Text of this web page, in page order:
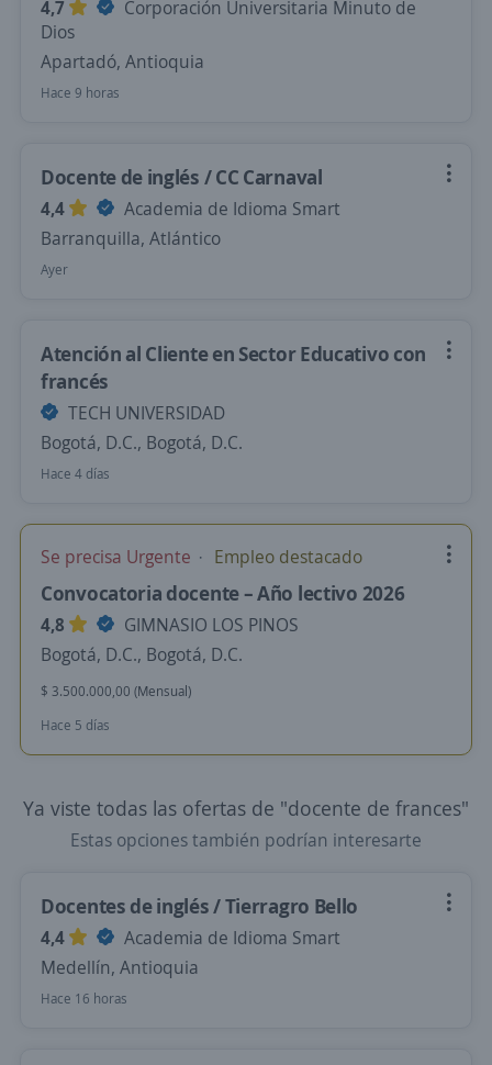
4,7
Corporación Universitaria Minuto de
Dios
Apartadó, Antioquia
Hace 9 horas
Docente de inglés / CC Carnaval
4,4
Academia de Idioma Smart
Barranquilla, Atlántico
Ayer
Atención al Cliente en Sector Educativo con
francés
TECH UNIVERSIDAD
Bogotá, D.C., Bogotá, D.C.
Hace 4 días
Se precisa Urgente Empleo destacado
Convocatoria docente – Año lectivo 2026
4,8
GIMNASIO LOS PINOS
Bogotá, D.C., Bogotá, D.C.
$ 3.500.000,00 (Mensual)
Hace 5 días
Ya viste todas las ofertas de "docente de frances"
Estas opciones también podrían interesarte
Docentes de inglés / Tierragro Bello
4,4
Academia de Idioma Smart
Medellín, Antioquia
Hace 16 horas